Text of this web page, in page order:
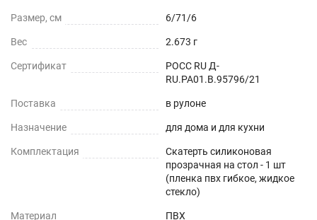
поверхности - дерево, стекло, пластик, мрамор,
гранит, металл и текстиль.
СТОЛЕШНИЦЫ
ЖУРНАЛЬНЫЙ СТОЛ
Размер, см 6/71/6
Вес 2.673 г
Сертификат
РОСС RU Д-
RU.РА01.В.95796/21
Поставка в рулоне
Назначение для дома и для кухни
Комплектация
Скатерть силиконовая
прозрачная на стол - 1 шт
(пленка пвх гибкое, жидкое
стекло)
Материал ПВХ